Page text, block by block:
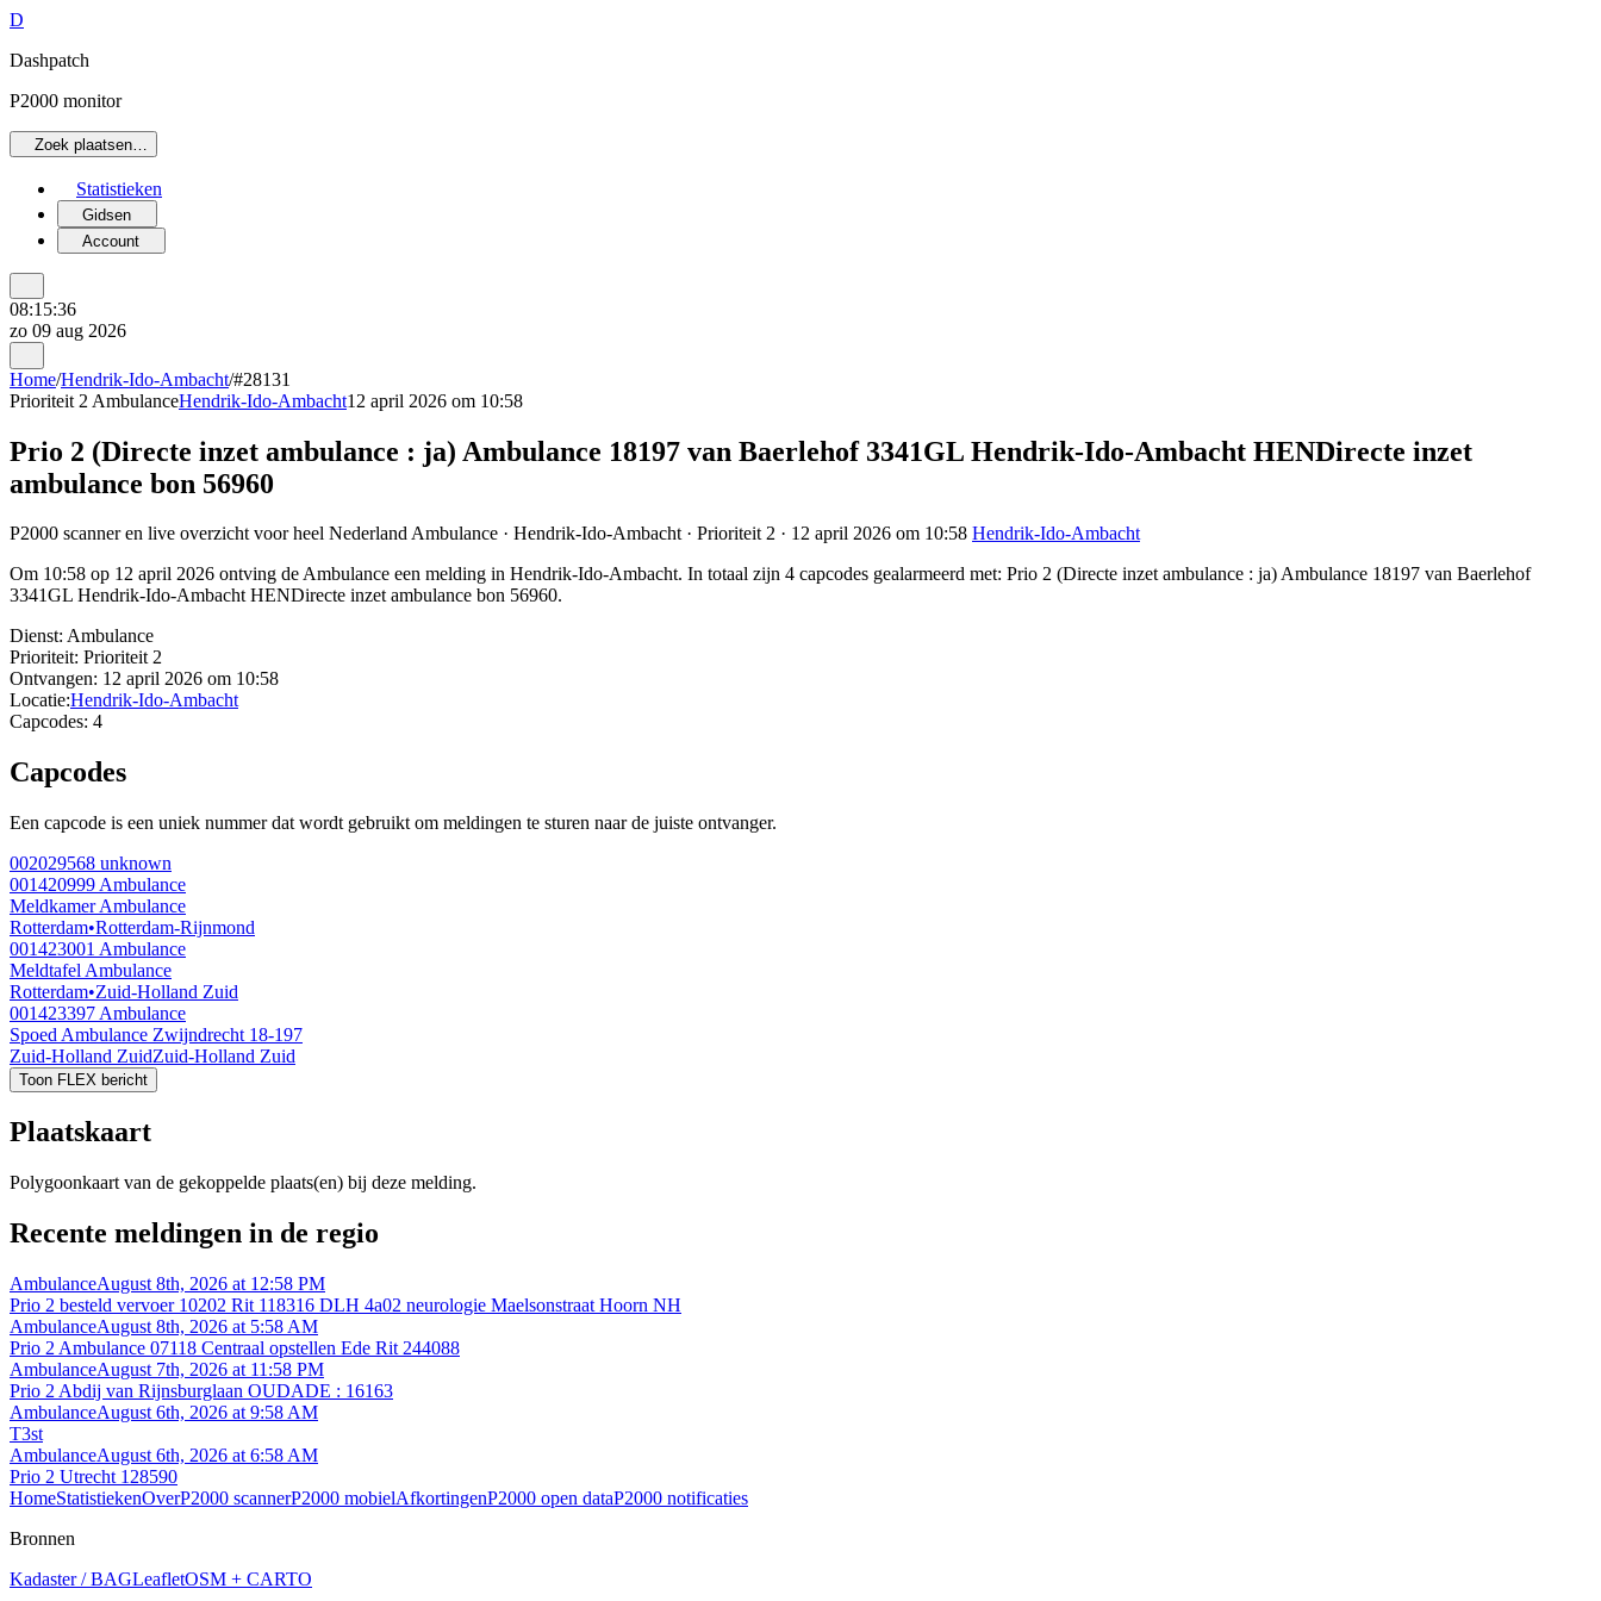
D
Dashpatch
P2000 monitor
Zoek plaatsen…
Statistieken
Gidsen
Account
08:15:36
zo 09 aug 2026
Home/Hendrik-Ido-Ambacht/#28131
Prioriteit 2 AmbulanceHendrik-Ido-Ambacht12 april 2026 om 10:58
Prio 2 (Directe inzet ambulance : ja) Ambulance 18197 van Baerlehof 3341GL Hendrik-Ido-Ambacht HENDirecte inzet
ambulance bon 56960
P2000 scanner en live overzicht voor heel Nederland Ambulance · Hendrik-Ido-Ambacht · Prioriteit 2 · 12 april 2026 om 10:58 Hendrik-Ido-Ambacht
Om 10:58 op 12 april 2026 ontving de Ambulance een melding in Hendrik-Ido-Ambacht. In totaal zijn 4 capcodes gealarmeerd met: Prio 2 (Directe inzet ambulance : ja) Ambulance 18197 van Baerlehof
3341GL Hendrik-Ido-Ambacht HENDirecte inzet ambulance bon 56960.
Dienst: Ambulance
Prioriteit: Prioriteit 2
Ontvangen: 12 april 2026 om 10:58
Locatie:Hendrik-Ido-Ambacht
Capcodes: 4
Capcodes
Een capcode is een uniek nummer dat wordt gebruikt om meldingen te sturen naar de juiste ontvanger.
002029568 unknown
001420999 Ambulance
Meldkamer Ambulance
Rotterdam•Rotterdam-Rijnmond
001423001 Ambulance
Meldtafel Ambulance
Rotterdam•Zuid-Holland Zuid
001423397 Ambulance
Spoed Ambulance Zwijndrecht 18-197
Zuid-Holland ZuidZuid-Holland Zuid
Toon FLEX bericht
Plaatskaart
Polygoonkaart van de gekoppelde plaats(en) bij deze melding.
Recente meldingen in de regio
AmbulanceAugust 8th, 2026 at 12:58 PM
Prio 2 besteld vervoer 10202 Rit 118316 DLH 4a02 neurologie Maelsonstraat Hoorn NH
AmbulanceAugust 8th, 2026 at 5:58 AM
Prio 2 Ambulance 07118 Centraal opstellen Ede Rit 244088
AmbulanceAugust 7th, 2026 at 11:58 PM
Prio 2 Abdij van Rijnsburglaan OUDADE : 16163
AmbulanceAugust 6th, 2026 at 9:58 AM
T3st
AmbulanceAugust 6th, 2026 at 6:58 AM
Prio 2 Utrecht 128590
HomeStatistiekenOverP2000 scannerP2000 mobielAfkortingenP2000 open dataP2000 notificaties
Bronnen
Kadaster / BAGLeafletOSM + CARTO